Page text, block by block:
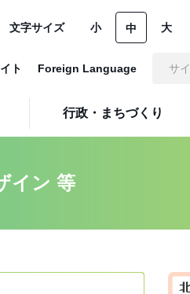
行政・まちづくり
文字サイズ 小 中 大
ト Foreign Language
イン 等